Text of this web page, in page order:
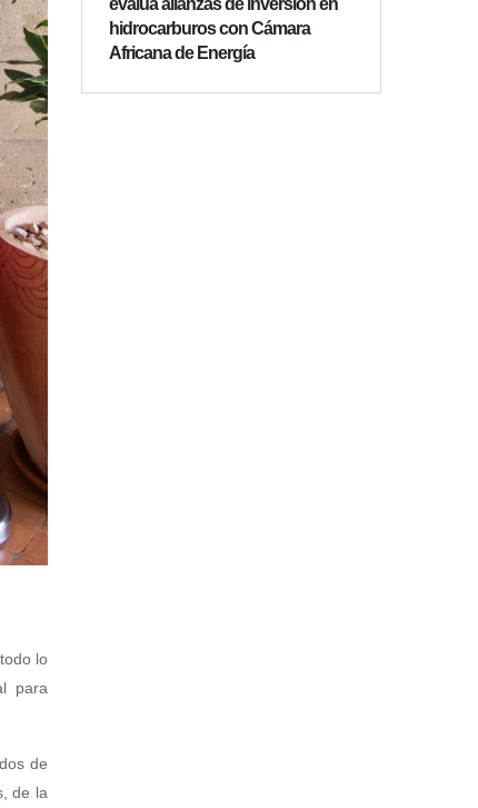
lo
para
de
de la
evalúa alianzas de inversión en
hidrocarburos con Cámara
Africana de Energía